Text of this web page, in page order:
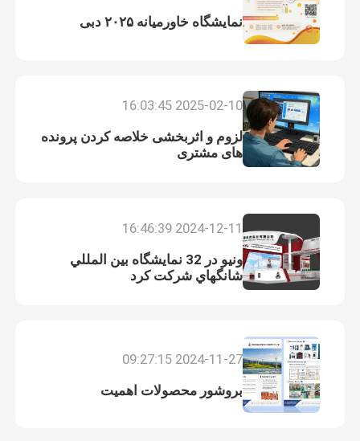
محصولات
نمایش واقعیت مجازی
تور کارخانه
کنترل کیفیت
وبلاگ
نمایشگاه خاورمیانه ۲۰۲۵ دبی
2025-02-10 16:03:45
لزوم و اثربخشی خلاصه کردن پرونده
های مشتری
2024-12-11 16:46:39
ونيو در 32 نمايشگاه بين المللي
شانگهاي شرکت کرد
2024-11-27 09:27:15
بروشور محصولات اهمیت